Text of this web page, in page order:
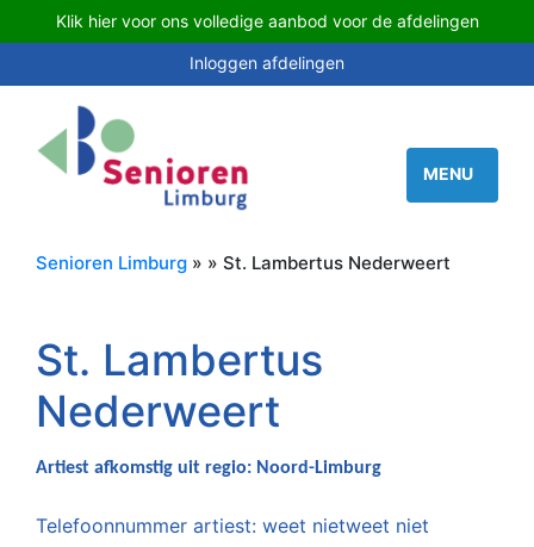
Klik hier voor ons volledige aanbod voor de afdelingen
Inloggen afdelingen
Senioren Limburg » » St. Lambertus Nederweert
St. Lambertus
Nederweert
Artiest afkomstig uit regio: Noord-Limburg
Telefoonnummer artiest: weet nietweet niet